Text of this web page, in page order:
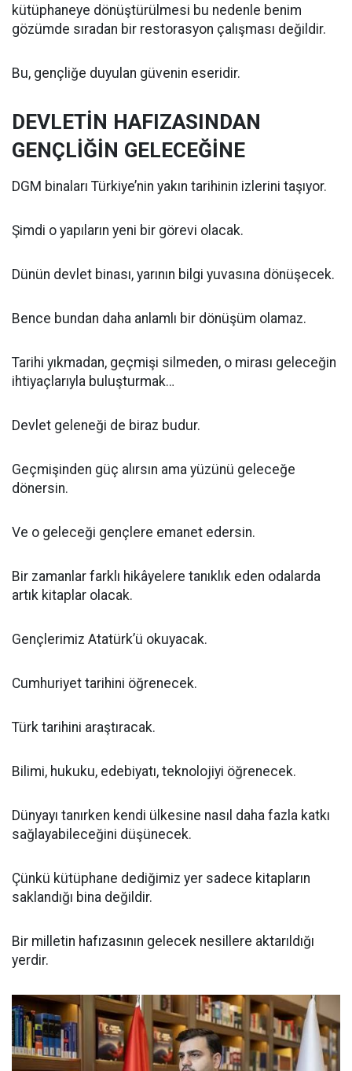
kütüphaneye dönüştürülmesi bu nedenle benim
gözümde sıradan bir restorasyon çalışması değildir.
Bu, gençliğe duyulan güvenin eseridir.
DEVLETİN HAFIZASINDAN
GENÇLİĞİN GELECEĞİNE
DGM binaları Türkiye’nin yakın tarihinin izlerini taşıyor.
Şimdi o yapıların yeni bir görevi olacak.
Dünün devlet binası, yarının bilgi yuvasına dönüşecek.
Bence bundan daha anlamlı bir dönüşüm olamaz.
Tarihi yıkmadan, geçmişi silmeden, o mirası geleceğin
ihtiyaçlarıyla buluşturmak…
Devlet geleneği de biraz budur.
Geçmişinden güç alırsın ama yüzünü geleceğe
dönersin.
Ve o geleceği gençlere emanet edersin.
Bir zamanlar farklı hikâyelere tanıklık eden odalarda
artık kitaplar olacak.
Gençlerimiz Atatürk’ü okuyacak.
Cumhuriyet tarihini öğrenecek.
Türk tarihini araştıracak.
Bilimi, hukuku, edebiyatı, teknolojiyi öğrenecek.
Dünyayı tanırken kendi ülkesine nasıl daha fazla katkı
sağlayabileceğini düşünecek.
Çünkü kütüphane dediğimiz yer sadece kitapların
saklandığı bina değildir.
Bir milletin hafızasının gelecek nesillere aktarıldığı
yerdir.